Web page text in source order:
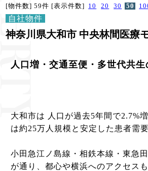
[物件数] 59件 [表示件数] 10 20 30 50
自社物件
神奈川県大和市 中央林間医療
人口増・交通至便・多世代共
大和市は 人口が過去5年間で2.7%
は約25万人規模と安定した患者需
小田急江ノ島線・相鉄本線・東急
が通り、都心や横浜へのアクセス